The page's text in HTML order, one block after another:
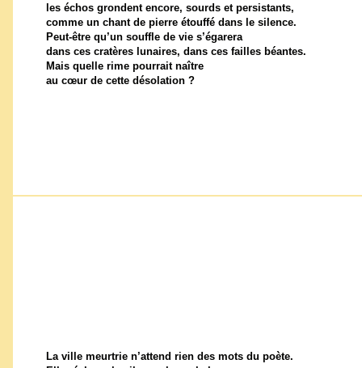
les échos grondent encore, sourds et persistants,
comme un chant de pierre étouffé dans le silence.
Peut-être qu’un souffle de vie s’égarera
dans ces cratères lunaires, dans ces failles béantes.
Mais quelle rime pourrait naître
au cœur de cette désolation ?
La ville meurtrie n’attend rien des mots du poète.